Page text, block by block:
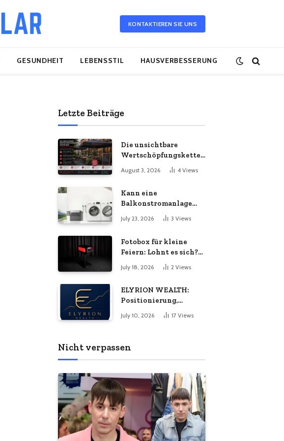
KONTAKTIEREN SIE UNS
GESUNDHEIT LEBENSSTIL HAUSVERBESSERUNG
Letzte Beiträge
Die unsichtbare
Wertschöpfungskette
Sonnenschirm: Was
Fertigung und
unternehmerische
Kontinuität wirklich
August 3, 2026 4 Views
Kann eine
Balkonstromanlage
Energiebedarf
July 23, 2026 3 Views
Fotobox für kleine
Feiern: Lohnt es sich?
Vorteile, Kosten &
Tipps
July 18, 2026 2 Views
ELYRION WEALTH:
Positionierung,
Philosophie und das
Versprechen
July 10, 2026 17 Views
Nicht verpassen